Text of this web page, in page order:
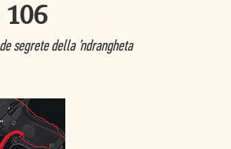
segrete della ’ndrangheta